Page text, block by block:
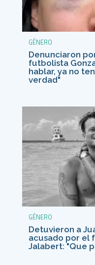
GÉNERO
Denunciaron
futbolista
hablar, ya no
verdad"
GÉNERO
Detuvieron a
acusado por el
Jalabert: "Que